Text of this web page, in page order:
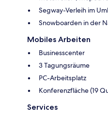
Segway-Verleih im
Snowboarden in der
Mobiles Arbeiten
Businesscenter
3 Tagungsräume
PC-Arbeitsplatz
Konferenzfläche (19
Services